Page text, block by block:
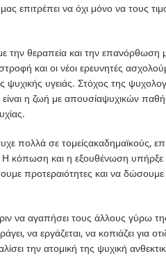
επιτρέπει να όχι μόνο να τους
την θεραπείακαι την επανόρθωση
και οι νέοιερευνητές ασχολού
ψυχικής υγειάς. Στόχος της
η ζωή με απουσίαψυχικών
ς.
πολλάσε τομείςακαδημαϊκούς,
Η κόπωση και η εξουθένωση υπήρξε
προτεραιότητες και να
να αγαπήσει τους άλλους γύρω
να εργάζεται, να κοπιάζει για
την ατομική της ψυχική